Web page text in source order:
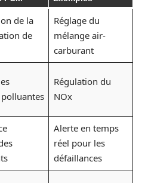
de la
de
Réglage du
mélange air-
carburant
Régulation du
NOx
Alerte en temps
réel pour les
défaillances